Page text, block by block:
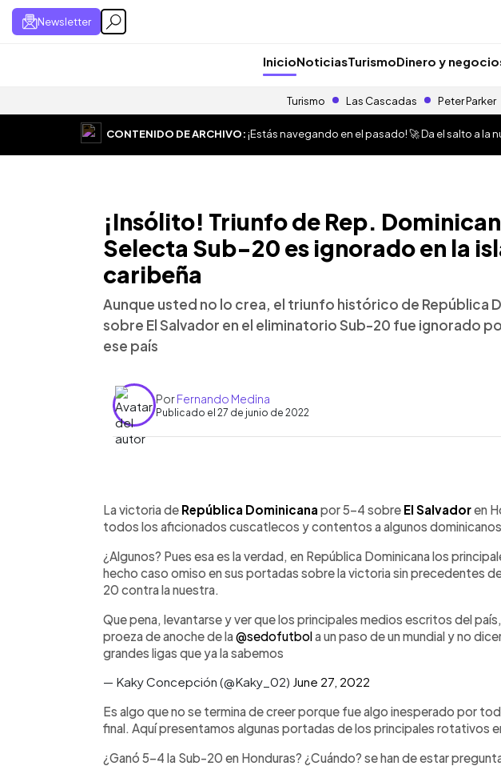
Newsletter
InicioNoticiasTurismoDinero y
Turismo Las Cascadas Peter Parker
CONTENIDO DE ARCHIVO:¡Estás navegando en el pasado! 🚀 Da el salto a la
¡Insólito! Triunfo de Rep.
Selecta Sub-20 es ignorado en la
caribeña
Aunque usted no lo crea, el triunfo histórico de República
sobre El Salvador en el eliminatorio Sub-20 fue ignorado
ese país
PorFernando Medina
Publicado el 27 de junio de 2022
► Escuchar artículo
La victoria de República Dominicana por 5-4 sobre El Salvadoren
todos los aficionados cuscatlecos y contentos a algunos
¿Algunos? Pues esa es la verdad, en República Dominicana los
hecho caso omiso en sus portadas sobre la victoria sin precedentes
20 contra la nuestra.
Que pena, levantarse y ver que los principales medios escritos del
proeza de anoche de la@sedofutbola un paso de un mundial y no
grandes ligas que ya la sabemos
— Kaky Concepción (@Kaky_02) June 27, 2022
Es algo que no se termina de creer porque fue algo inesperado por
final. Aquí presentamos algunas portadas de los principales rotativos
¿Ganó 5-4 la Sub-20 en Honduras? ¿Cuándo? se han de estar